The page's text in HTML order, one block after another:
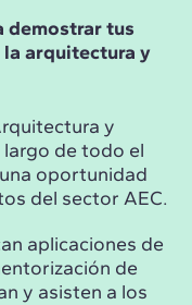
demostrar tus
la arquitectura y
y
de todo el
oportunidad
del sector AEC.
aplicaciones de
de
y asisten a los